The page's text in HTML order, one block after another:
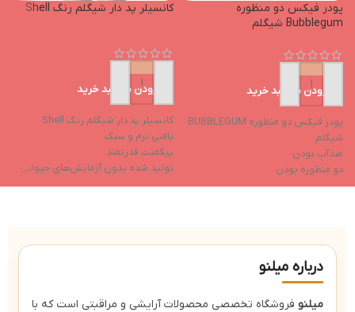
پودر فیکس دو منظوره
Bubblegum شیگلم
افزودن به سبد خرید
پودر فیکس دو منظوره BUBBLEGUM
شیگلم
ضدآب بودن
دو منظوره بودن
ترکیبات مرطوب‌کننده
کانسیلر پد دار شیگلم رنگ Shell
افزودن به سبد خرید
کانسیلر پد دار شیگلم رنگ Shell
بافتی نرم و سبک
پیگمنت قدرتمند
تولید شده بدون آزمایش‌های حیوانی
خواص مرطوب‌کننده
درباره میلنو
میلنو فروشگاه تخصصی محصولات آرایشی و مراقبتی است که با